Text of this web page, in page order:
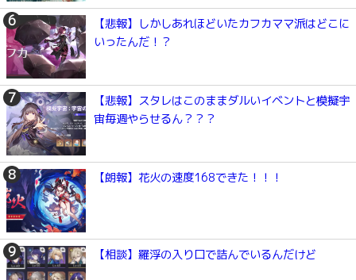
【悲報】しかしあれほどいたカフカママ派はどこに
いったんだ！？
【悲報】スタレはこのままダルいイベントと模擬宇
宙毎週やらせるん？？？
【朗報】花火の速度168できた！！！
【相談】羅浮の入り口で詰んでいるんだけど